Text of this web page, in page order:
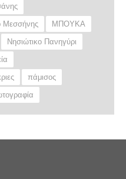
Μεσσήνης
ΜΠΟΥΚΑ
Νησιώτικο Πανηγύρι
πάμισος